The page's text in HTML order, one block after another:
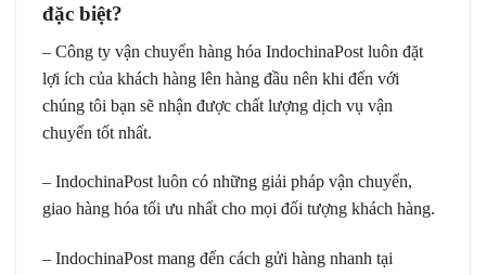
đặc biệt?
– Công ty vận chuyển hàng hóa IndochinaPost luôn đặt
lợi ích của khách hàng lên hàng đầu nên khi đến với
chúng tôi bạn sẽ nhận được chất lượng dịch vụ vận
chuyển tốt nhất.
– IndochinaPostluôn có những giải pháp vận chuyển,
giao hàng hóa tối ưu nhất cho mọi đối tượng khách hàng.
– IndochinaPost mang đến cách gửi hàng nhanh tại